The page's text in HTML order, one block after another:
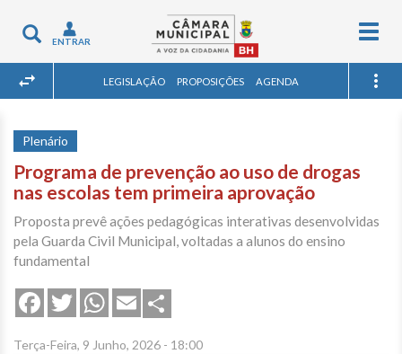
Toggle
navigation
ENTRAR
LEGISLAÇÃO PROPOSIÇÕES AGENDA
Plenário
Programa de prevenção ao uso de drogas
nas escolas tem primeira aprovação
Proposta prevê ações pedagógicas interativas desenvolvidas
pela Guarda Civil Municipal, voltadas a alunos do ensino
fundamental
FacebookTwitterWhatsApp
Email
Terça-Feira, 9 Junho, 2026 - 18:00